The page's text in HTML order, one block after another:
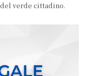
verde cittadino.